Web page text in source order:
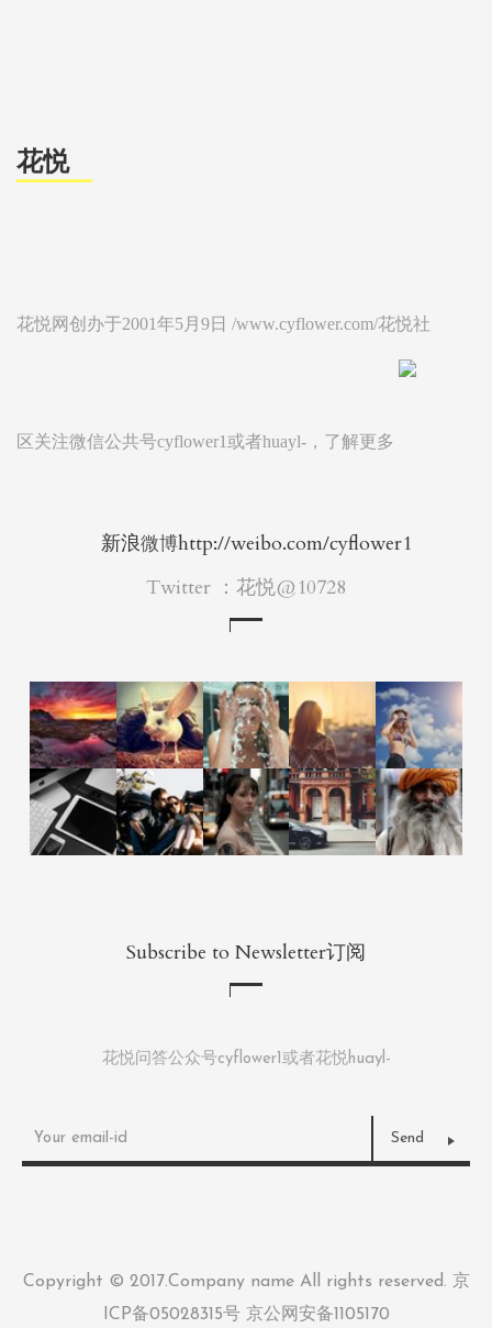
花悦
花悦网创办于2001年5月9日 /www.cyflower.com/花悦社
区关注微信公共号cyflower1或者huayl-，了解更多
新浪微博http://weibo.com/cyflower1
Twitter ：花悦@10728
Subscribe to Newsletter订阅
花悦问答公众号cyflower1或者花悦huayl-
Copyright © 2017.Company name All rights reserved. 京
ICP备05028315号 京公网安备1105170